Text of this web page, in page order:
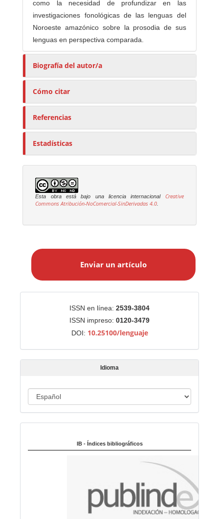
como la necesidad de profundizar en las
investigaciones fonológicas de las lenguas del
Noroeste amazónico sobre la prosodia de sus
lenguas en perspectiva comparada.
Biografía del autor/a
Cómo citar
Referencias
Estadísticas
Esta obra está bajo una licencia internacional
Creative
Commons Atribución-NoComercial-SinDerivadas 4.0
a
r
t
Enviar un artículo
ISSN en línea: 2539-3804
ISSN impreso: 0120-3479
DOI: 10.25100/lenguaje
Idioma
d
m
IB - Índices bibliográficos